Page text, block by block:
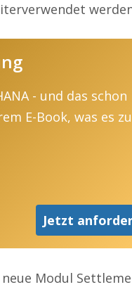
- und das schon
E-Book, was es zu
Jetzt
Modul